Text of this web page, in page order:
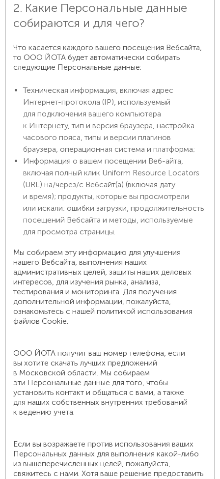
2. Какие Персональные данные
собираются и для чего?
Что касается каждого вашего посещения Вебсайта,
то ООО ЙОТА будет автоматически собирать
следующие Персональные данные:
Техническая информация, включая адрес
Интернет-протокола (IP), используемый
для подключения вашего компьютера
к Интернету, тип и версия браузера, настройка
часового пояса, типы и версии плагинов
браузера, операционная система и платформа;
Информация о вашем посещении Веб-айта,
включая полный клик Uniform Resource Locators
(URL) на/через/с Вебсайт(а) (включая дату
и время); продукты, которые вы просмотрели
или искали; ошибки загрузки, продолжительность
посещений Вебсайта и методы, используемые
для просмотра страницы.
Мы собираем эту информацию для улучшения
нашего Вебсайта, выполнения наших
административных целей, защиты наших деловых
интересов, для изучения рынка, анализа,
тестирования и мониторинга. Для получения
дополнительной информации, пожалуйста,
ознакомьтесь с нашей политикой использования
файлов Cookie.
ООО ЙОТА получит ваш номер телефона, если
вы хотите скачать лучших предложений
в Московской области. Мы собираем
эти Персональные данные для того, чтобы
установить контакт и общаться с вами, а также
для наших собственных внутренних требований
к ведению учета.
Если вы возражаете против использования ваших
Персональных данных для выполнения какой-либо
из вышеперечисленных целей, пожалуйста,
свяжитесь с нами. Хотя ваше решение предоставить